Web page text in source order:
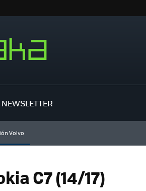
NEWSLETTER
Volvo
C7 (14/17)